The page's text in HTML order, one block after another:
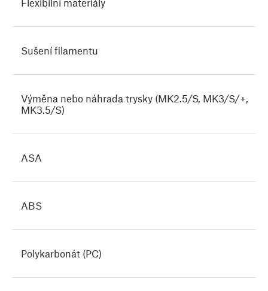
Flexibilní materiály
Sušení filamentu
Výměna nebo náhrada trysky (MK2.5/S, MK3/S/+,
MK3.5/S)
ASA
ABS
Polykarbonát (PC)